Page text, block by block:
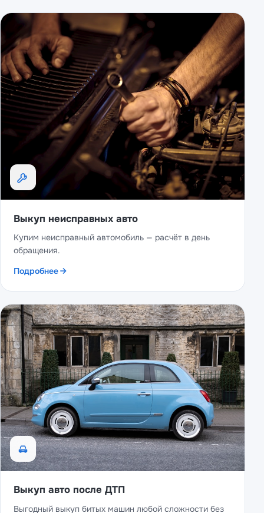
Выкуп неисправных авто
Купим неисправный автомобиль — расчёт в день
обращения.
Подробнее
Выкуп авто после ДТП
Выгодный выкуп битых машин любой сложности без